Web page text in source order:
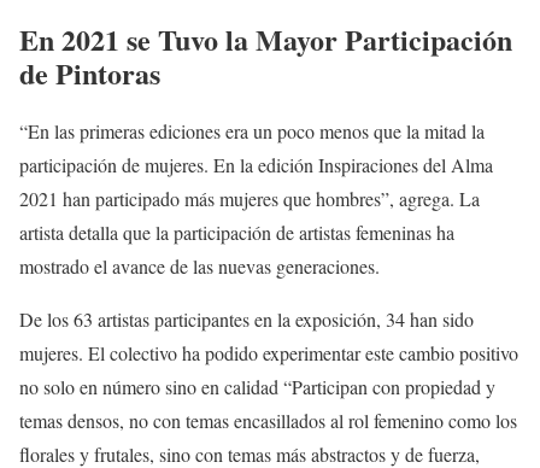
En 2021 se Tuvo la Mayor Participación
de Pintoras
“En las primeras ediciones era un poco menos que la mitad la
participación de mujeres. En la edición Inspiraciones del Alma
2021 han participado más mujeres que hombres”, agrega. La
artista detalla que la participación de artistas femeninas ha
mostrado el avance de las nuevas generaciones.
De los 63 artistas participantes en la exposición, 34 han sido
mujeres. El colectivo ha podido experimentar este cambio positivo
no solo en número sino en calidad “Participan con propiedad y
temas densos, no con temas encasillados al rol femenino como los
florales y frutales, sino con temas más abstractos y de fuerza,